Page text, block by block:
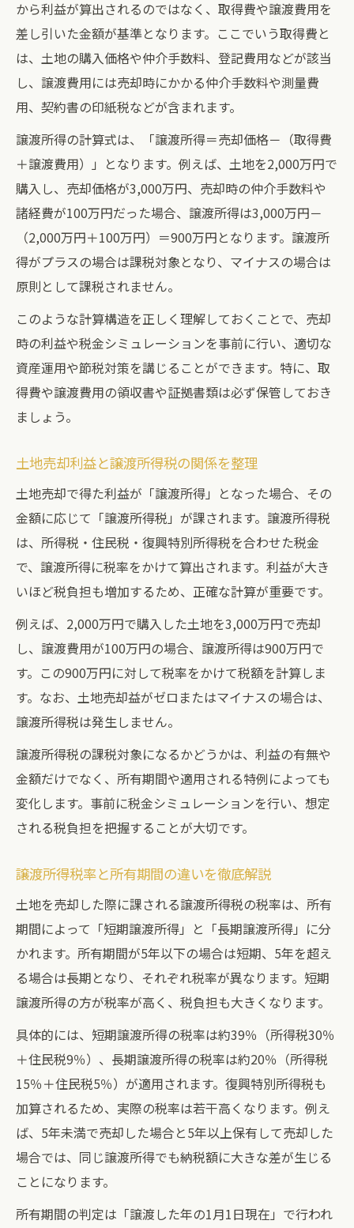
から利益が算出されるのではなく、取得費や譲渡費用を
差し引いた金額が基準となります。ここでいう取得費と
は、土地の購入価格や仲介手数料、登記費用などが該当
し、譲渡費用には売却時にかかる仲介手数料や測量費
用、契約書の印紙税などが含まれます。
譲渡所得の計算式は、「譲渡所得＝売却価格－（取得費
＋譲渡費用）」となります。例えば、土地を2,000万円で
購入し、売却価格が3,000万円、売却時の仲介手数料や
諸経費が100万円だった場合、譲渡所得は3,000万円－
（2,000万円＋100万円）＝900万円となります。譲渡所
得がプラスの場合は課税対象となり、マイナスの場合は
原則として課税されません。
このような計算構造を正しく理解しておくことで、売却
時の利益や税金シミュレーションを事前に行い、適切な
資産運用や節税対策を講じることができます。特に、取
得費や譲渡費用の領収書や証拠書類は必ず保管しておき
ましょう。
土地売却利益と譲渡所得税の関係を整理
土地売却で得た利益が「譲渡所得」となった場合、その
金額に応じて「譲渡所得税」が課されます。譲渡所得税
は、所得税・住民税・復興特別所得税を合わせた税金
で、譲渡所得に税率をかけて算出されます。利益が大き
いほど税負担も増加するため、正確な計算が重要です。
例えば、2,000万円で購入した土地を3,000万円で売却
し、譲渡費用が100万円の場合、譲渡所得は900万円で
す。この900万円に対して税率をかけて税額を計算しま
す。なお、土地売却益がゼロまたはマイナスの場合は、
譲渡所得税は発生しません。
譲渡所得税の課税対象になるかどうかは、利益の有無や
金額だけでなく、所有期間や適用される特例によっても
変化します。事前に税金シミュレーションを行い、想定
される税負担を把握することが大切です。
譲渡所得税率と所有期間の違いを徹底解説
土地を売却した際に課される譲渡所得税の税率は、所有
期間によって「短期譲渡所得」と「長期譲渡所得」に分
かれます。所有期間が5年以下の場合は短期、5年を超え
る場合は長期となり、それぞれ税率が異なります。短期
譲渡所得の方が税率が高く、税負担も大きくなります。
具体的には、短期譲渡所得の税率は約39％（所得税30％
＋住民税9％）、長期譲渡所得の税率は約20％（所得税
15％＋住民税5％）が適用されます。復興特別所得税も
加算されるため、実際の税率は若干高くなります。例え
ば、5年未満で売却した場合と5年以上保有して売却した
場合では、同じ譲渡所得でも納税額に大きな差が生じる
ことになります。
所有期間の判定は「譲渡した年の1月1日現在」で行われ